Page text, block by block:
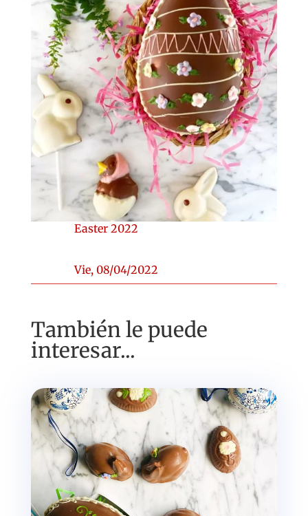
Easter 2022
Vie, 08/04/2022
También le puede
interesar...